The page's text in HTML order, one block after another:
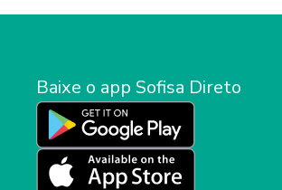
Baixe o app Sofisa Direto